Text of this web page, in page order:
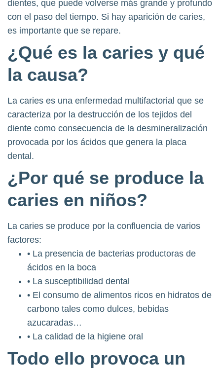
dientes, que puede volverse más grande y profundo
con el paso del tiempo. Si hay aparición de caries,
es importante que se repare.
¿Qué es la caries y qué
la causa?
La caries es una enfermedad multifactorial que se
caracteriza por la destrucción de los tejidos del
diente como consecuencia de la desmineralización
provocada por los ácidos que genera la placa
dental.
¿Por qué se produce la
caries en niños?
La caries se produce por la confluencia de varios
factores:
• La presencia de bacterias productoras de
ácidos en la boca
• La susceptibilidad dental
• El consumo de alimentos ricos en hidratos de
carbono tales como dulces, bebidas
azucaradas…
• La calidad de la higiene oral
Todo ello provoca un